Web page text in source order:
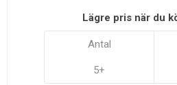
Lägre pris när du
Antal
5+